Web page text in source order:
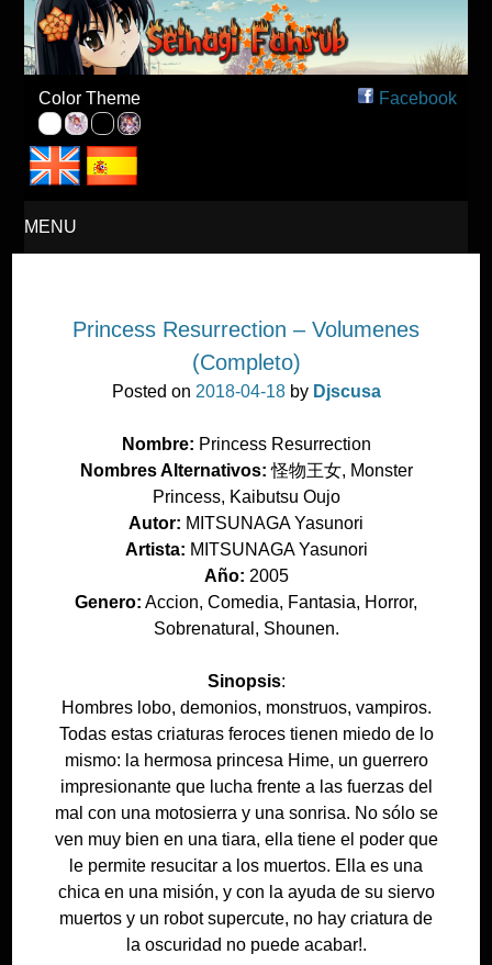
Seinagi Fansub – Español
Color Theme Facebook
MENU
CONTENT
Princess Resurrection – Volumenes
(Completo)
Posted on 2018-04-18by Djscusa
Nombre: Princess Resurrection
Nombres Alternativos: 怪物王女, Monster
Princess, Kaibutsu Oujo
Autor: MITSUNAGA Yasunori
Artista: MITSUNAGA Yasunori
Año: 2005
Genero: Accion, Comedia, Fantasia, Horror,
Sobrenatural, Shounen.
Sinopsis:
Hombres lobo, demonios, monstruos, vampiros.
Todas estas criaturas feroces tienen miedo de lo
mismo: la hermosa princesa Hime, un guerrero
impresionante que lucha frente a las fuerzas del
mal con una motosierra y una sonrisa. No sólo se
ven muy bien en una tiara, ella tiene el poder que
le permite resucitar a los muertos. Ella es una
chica en una misión, y con la ayuda de su siervo
muertos y un robot supercute, no hay criatura de
la oscuridad no puede acabar!.